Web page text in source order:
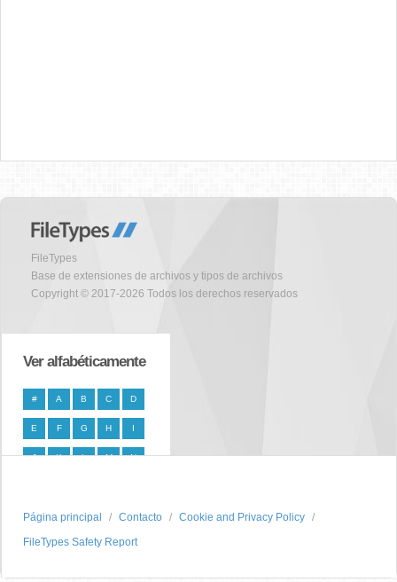
FileTypes
Base de extensiones de archivos y tipos de archivos
Copyright © 2017-2026 Todos los derechos reservados
Ver alfabéticamente
# A B C D
E F G H I
J K L M N
T U V W X
Y Z
Página principal Contacto
Cookie and Privacy Policy
FileTypes Safety Report